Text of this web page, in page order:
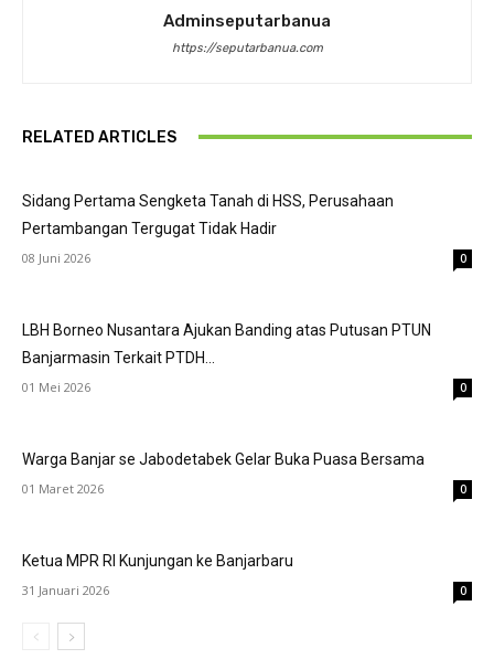
Adminseputarbanua
https://seputarbanua.com
RELATED ARTICLES
Sidang Pertama Sengketa Tanah di HSS, Perusahaan
Pertambangan Tergugat Tidak Hadir
08 Juni 2026 0
LBH Borneo Nusantara Ajukan Banding atas Putusan PTUN
Banjarmasin Terkait PTDH...
01 Mei 2026 0
Warga Banjar se Jabodetabek Gelar Buka Puasa Bersama
01 Maret 2026 0
Ketua MPR RI Kunjungan ke Banjarbaru
31 Januari 2026 0